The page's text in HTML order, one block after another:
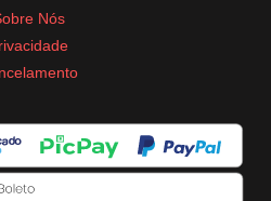
Nós